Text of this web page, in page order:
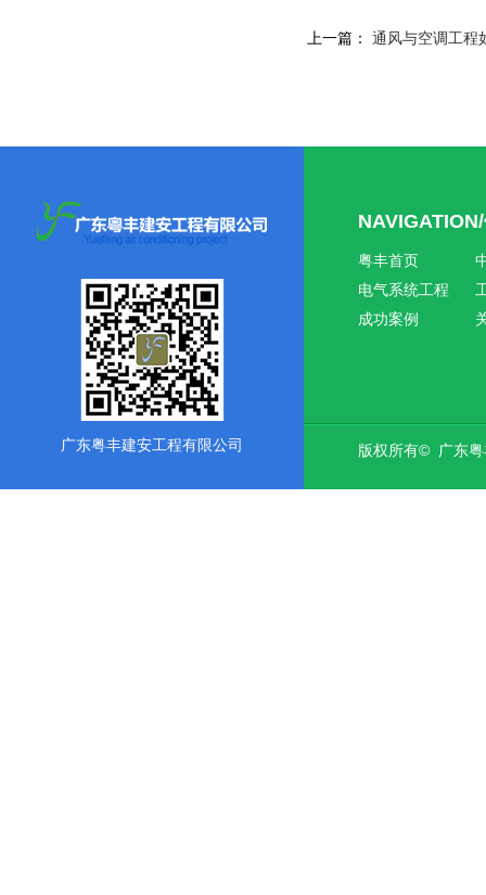
上一篇： 通风与空调工程
广东粤丰建安工程有限公司
粤丰首页
电气系统工程
成功案例
版权所有© 广东